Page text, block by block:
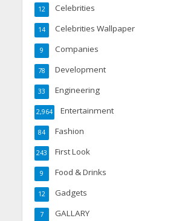
Celebrities
12
Celebrities Wallpaper
14
Companies
9
Development
78
Engineering
33
Entertainment
2,964
Fashion
84
First Look
243
Food & Drinks
9
Gadgets
12
GALLARY
7